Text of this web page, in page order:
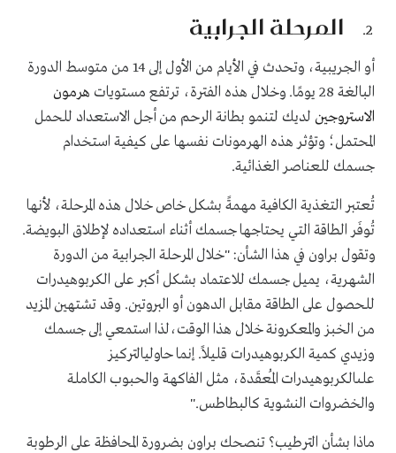
المرحلة الجرابية
أو الجريبية، وتحدث في الأيام من الأول إلى 14 من متوسط الدورة
البالغة 28 يومًا. وخلال هذه الفترة، ترتفع مستويات
هرمون
الاستروجين لديك لتنمو بطانة الرحم من أجل الاستعداد للحمل
المحتمل؛ وتؤثر هذه الهرمونات نفسها على كيفية استخدام
جسمك للعناصر الغذائية.
تُعتبر التغذية الكافية مهمةً بشكل خاص خلال هذه المرحلة، لأنها
تُوفَر الطاقة التي يحتاجها جسمك أثناء استعداده لإطلاق البويضة.
وتقول براون في هذا الشأن: "خلال المرحلة الجرابية من الدورة
الشهرية، يميل جسمك للاعتماد بشكل أكبر على الكربوهيدرات
للحصول على الطاقة مقابل الدهون أو البروتين. وقد تشتهين المزيد
من الخبز والمعكرونة خلال هذا الوقت،لذا استمعي إلى جسمك
وزيدي كمية الكربوهيدرات قليلاً. إنما حاوليالتركيز
علىالكربوهيدرات المُعقَدة، مثل الفاكهة والحبوب الكاملة
والخضروات النشوية كالبطاطس".
ماذا بشأن الترطيب؟ تنصحك براون بضرورة المحافظة على الرطوبة